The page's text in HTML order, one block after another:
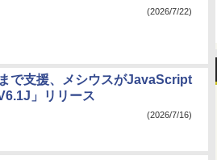
(2026/7/22)
で支援、メシウスがJavaScript
」リリース
(2026/7/16)